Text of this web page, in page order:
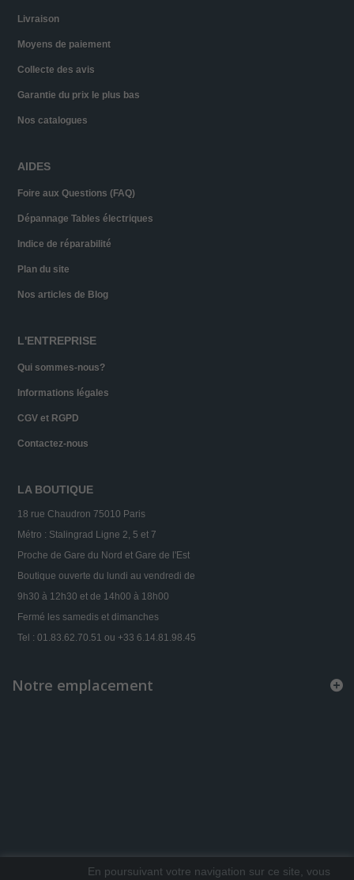
Livraison
Moyens de paiement
Collecte des avis
Garantie du prix le plus bas
Nos catalogues
AIDES
Foire aux Questions (FAQ)
Dépannage Tables électriques
Indice de réparabilité
Plan du site
Nos articles de Blog
L'ENTREPRISE
Qui sommes-nous?
Informations légales
CGV et RGPD
Contactez-nous
LA BOUTIQUE
18 rue Chaudron 75010 Paris
Métro : Stalingrad Ligne 2, 5 et 7
Proche de Gare du Nord et Gare de l'Est
Boutique ouverte du lundi au vendredi de
9h30 à 12h30 et de 14h00 à 18h00
Fermé les samedis et dimanches
Tel : 01.83.62.70.51 ou +33 6.14.81.98.45
En poursuivant votre navigation sur ce site, vous
Notre emplacement